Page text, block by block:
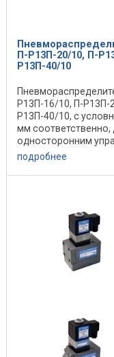
П-Р13П-20/10, П-
Р13П-40/10
Р13П-16/10, П-Р13П-
Р13П-40/10, с
мм соответственно,
односторонним
подробнее